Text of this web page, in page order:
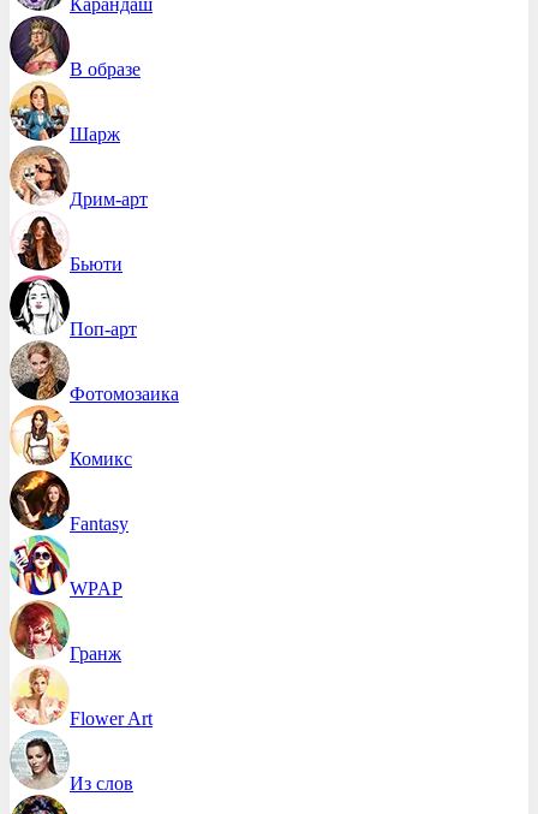
В образе
Шарж
Дрим-арт
Бьюти
Поп-арт
Фотомозаика
Комикс
Fantasy
WPAP
Гранж
Flower Art
Из слов